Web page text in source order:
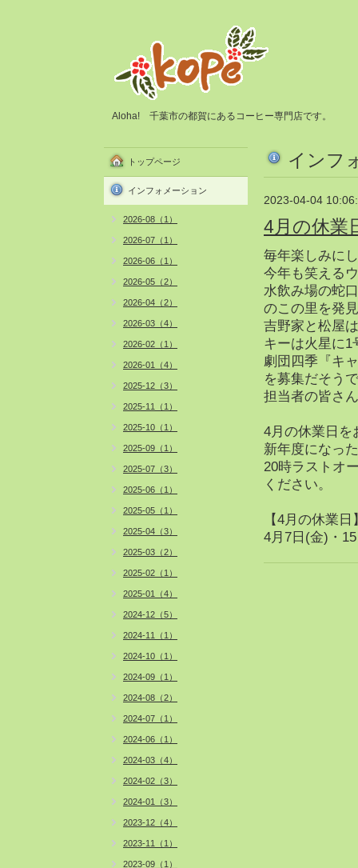
Aloha! 千葉市の都賀にあるコーヒー専門店です。
インフ
2023-04-04
4月の休業
毎年楽しみに
今年も笑える
水飲み場の蛇
のこの里を発
吉野家と松屋
キーは火星に1
劇団四季『キ
を募集だそう
担当者の皆さ
4月の休業日を
新年度になっ
20時ラストオ
ください。
【4月の休業日
4月7日(金)・
トップページ
インフォメーション
2026-08（1）
2026-07（1）
2026-06（1）
2026-05（2）
2026-04（2）
2026-03（4）
2026-02（1）
2026-01（4）
2025-12（3）
2025-11（1）
2025-10（1）
2025-09（1）
2025-07（3）
2025-06（1）
2025-05（1）
2025-04（3）
2025-03（2）
2025-02（1）
2025-01（4）
2024-12（5）
2024-11（1）
2024-10（1）
2024-09（1）
2024-08（2）
2024-07（1）
2024-06（1）
2024-03（4）
2024-02（3）
2024-01（3）
2023-12（4）
2023-11（1）
2023-09（1）